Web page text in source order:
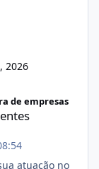
2026
de empresas
atuação no